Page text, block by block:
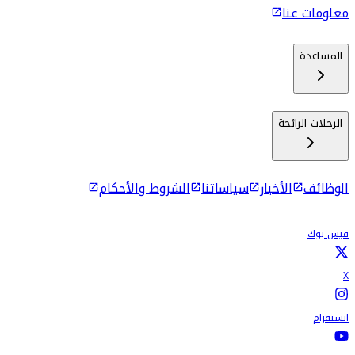
معلومات عنا
المساعدة
الرحلات الرائجة
الوظائف الأخبار سياساتنا الشروط والأحكام
فيس بوك
X
انستقرام